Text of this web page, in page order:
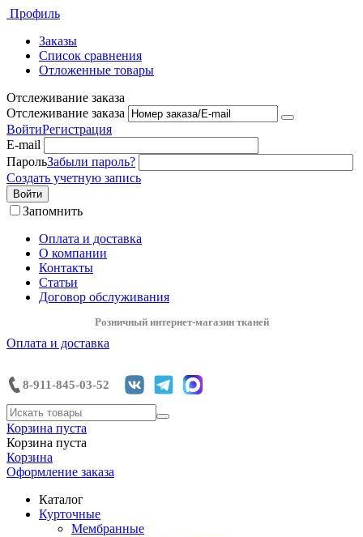
Профиль
Заказы
Список сравнения
Отложенные товары
Отслеживание заказа
Отслеживание заказа
ВойтиРегистрация
E-mail
ПарольЗабыли пароль?
Создать учетную запись
Войти
Запомнить
Оплата и доставка
О компании
Контакты
Статьи
Договор обслуживания
Розничный интернет-магазин тканей
Оплата и доставка
8-911-845-03-52
Корзина пуста
Корзина пуста
Корзина
Оформление заказа
Каталог
Курточные
Мембранные